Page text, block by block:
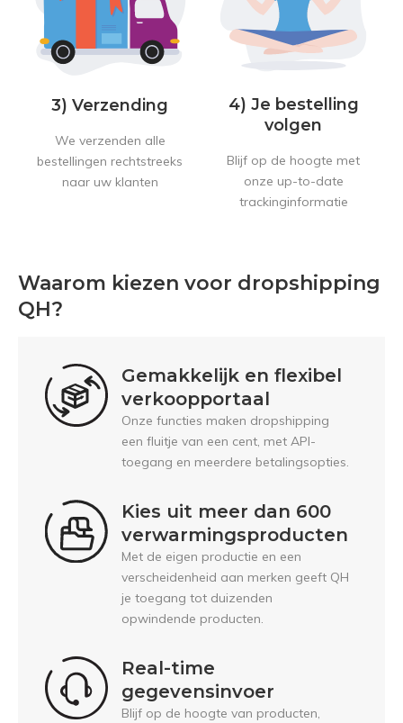
3) Verzending
We verzenden alle
bestellingen rechtstreeks
naar uw klanten
4) Je bestelling
volgen
Blijf op de hoogte met
onze up-to-date
trackinginformatie
Waarom kiezen voor dropshipping
QH?
Gemakkelijk en flexibel
verkoopportaal
Onze functies maken dropshipping
een fluitje van een cent, met API-
toegang en meerdere betalingsopties.
Kies uit meer dan 600
verwarmingsproducten
Met de eigen productie en een
verscheidenheid aan merken geeft QH
je toegang tot duizenden
opwindende producten.
Real-time
gegevensinvoer
Blijf op de hoogte van producten,